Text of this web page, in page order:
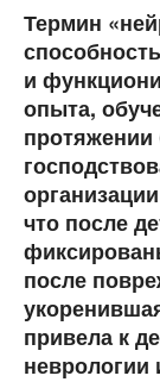
Термин
и
опыта,
протяжении
что после
после
привела к
неврологии